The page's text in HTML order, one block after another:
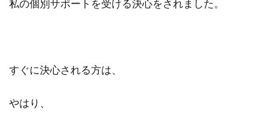
私の個別サポートを受ける決心をされました。
すぐに決心される方は、
やはり、